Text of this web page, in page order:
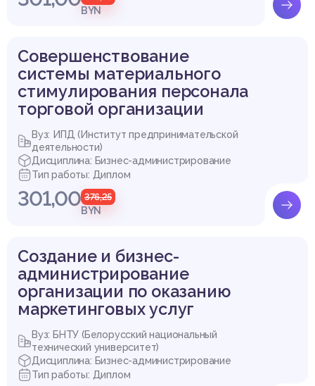
BYN
Совершенствование
системы материального
стимулирования персонала
торговой организации
Вуз: ИПД (Институт предпринимательской
деятельности)
Дисциплина: Бизнес-администрирование
Тип работы: Диплом
301,00 376,25
BYN
Создание и бизнес-
администрирование
организации по оказанию
маркетинговых услуг
Вуз: БНТУ (Белорусский национальный
технический университет)
Дисциплина: Бизнес-администрирование
Тип работы: Диплом